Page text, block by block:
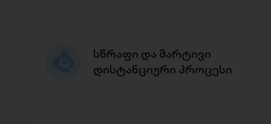
სწრაფი და მარტივი
დისტანციური პროცესი